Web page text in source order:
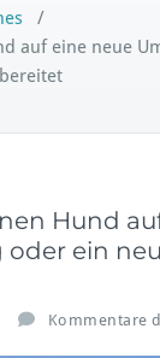
/
auf eine neue
Hund
ein
Kommentare